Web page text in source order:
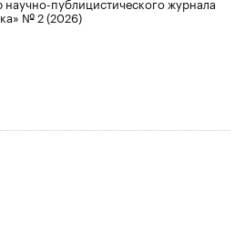
№ 2 (2026)